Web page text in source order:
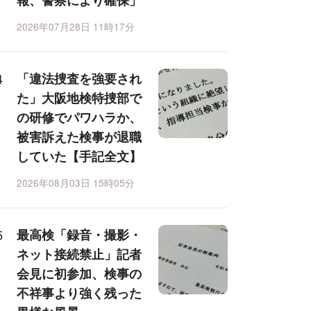
2026年07月28日 11時17分
「違法捜査を強要され
た」大阪地検特捜部で
の研修でパワハラか、
被害訴えた検事が退職
していた【手記全文】
2026年08月03日 15時05分
最高検「録音・撮影・
ネット接続禁止」記者
会見に初参加、検事の
不祥事より強く残った